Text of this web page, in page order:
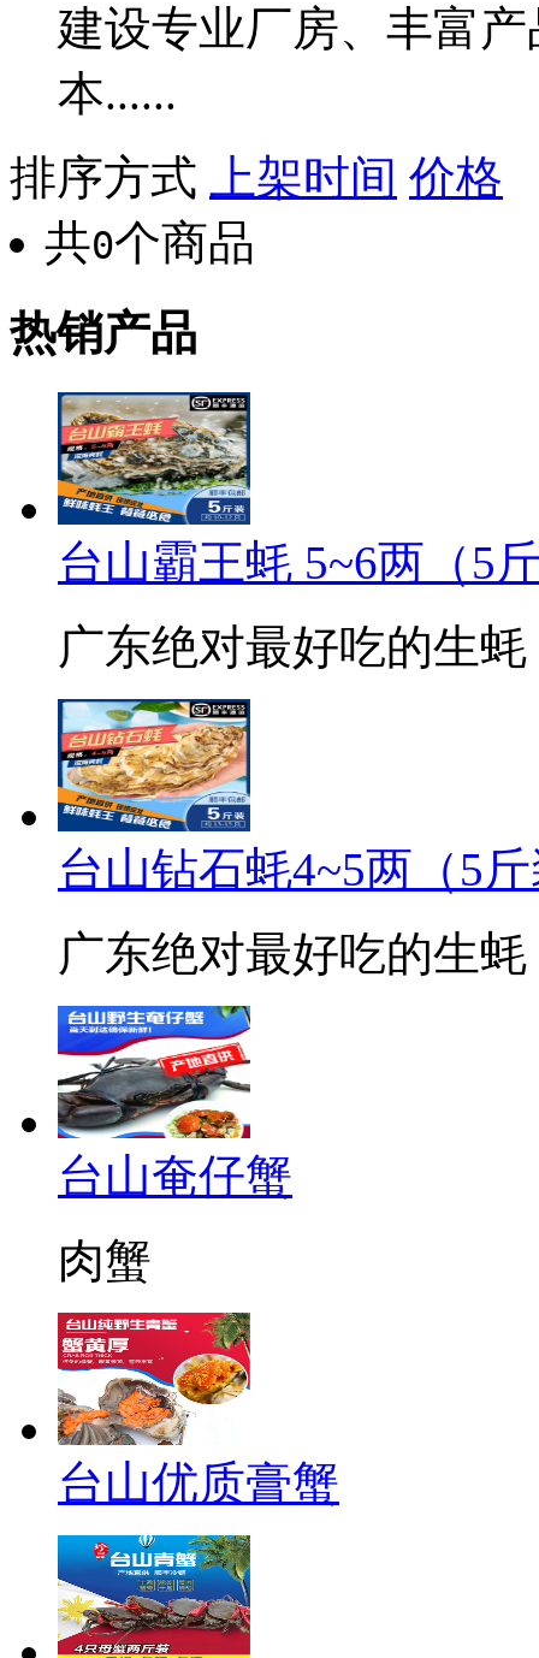
建设专业厂房、丰富
本......
排序方式
上架时间 价格
共0个商品
热销产品
台山霸王蚝 5~6两（5
广东绝对最好吃的生蚝
台山钻石蚝4~5两（5
广东绝对最好吃的生蚝
台山奄仔蟹
肉蟹
台山优质膏蟹